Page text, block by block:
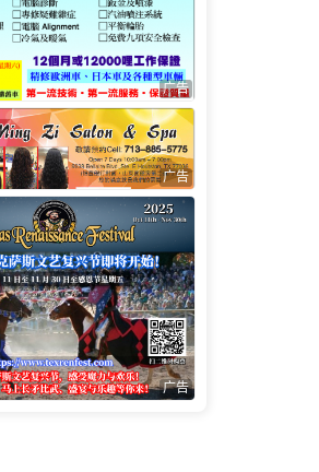
广告
广告
广告